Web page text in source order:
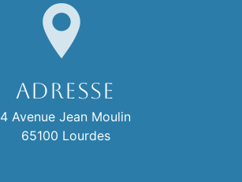
Adresse
4 Avenue Jean Moulin
65100 Lourdes